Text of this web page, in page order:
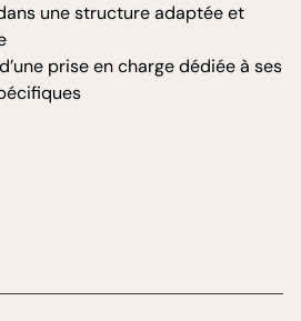
une structure adaptée et
prise en charge dédiée à ses